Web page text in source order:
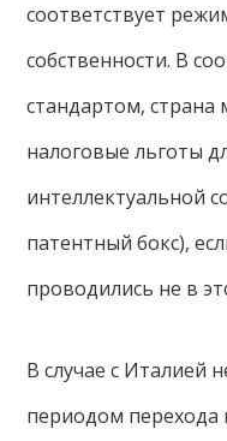
соответствует
собственности. В
стандартом, страна
налоговые льготы
интеллектуальной
патентный бокс),
проводились не в
В случае с Италией
периодом